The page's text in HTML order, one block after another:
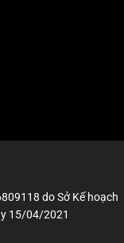
do Sở Kế hoạch
15/04/2021